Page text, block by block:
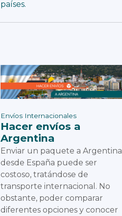
países.
Envíos Internacionales
Hacer envíos a
Argentina
Enviar un paquete a Argentina
desde España puede ser
costoso, tratándose de
transporte internacional. No
obstante, poder comparar
diferentes opciones y conocer